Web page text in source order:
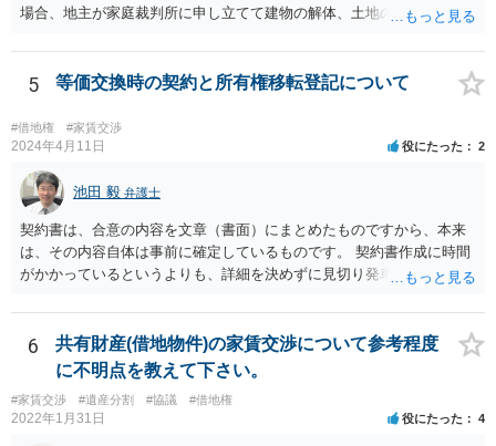
場合、地主が家庭裁判所に申し立てて建物の解体、土地の明け渡しを
財産を持っていればその財産から解体費用を出すことも考えられます
が、なければ、事実上地主が出さざるを得なくなると思います。
5 等価交換時の契約と所有権移転登記について
#借地権 #家賃交渉
2024年4月11日 役にたった 2
池田 毅 弁護士
契約書は、合意の内容を文章（書面）にまとめたものですから、本来
は、その内容自体は事前に確定しているものです。 契約書作成に時間
がかかっているというよりも、詳細を決めずに見切り発車をしてしま
で、地代の支払い時期、方法などきちんと「確定」して覚書にしてお
く方が安全だろうと思います。 所有権移転登記を先行させることのデ
メリットというよりも、詳細についての取り決めがないこと自体がデ
メリット（どのようなトラブル（相手の言い分）がでてくるかが分か
らない）なので、まずはそこをきちんとしたほうがよいと思います。
6
共有財産(借地物件)の家賃交渉について参考程度
に不明点を教えて下さい。
#家賃交渉 #遺産分割 #協議 #借地権
2022年1月31日 役にたった 4